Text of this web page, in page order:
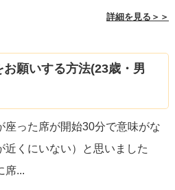
詳細を見る＞＞
願いする方法(23歳・男
座った席が開始30分で意味がな
近くにいない）と思いました
席...